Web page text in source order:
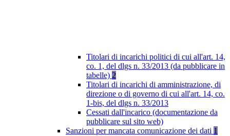
Titolari di incarichi politici di cui all'art. 14,
co. 1, del dlgs n. 33/2013 (da pubblicare in
tabelle) 2
Titolari di incarichi di amministrazione, di
direzione o di governo di cui all'art. 14, co.
1-bis, del dlgs n. 33/2013
Cessati dall'incarico (documentazione da
pubblicare sul sito web)
Sanzioni per mancata comunicazione dei dati 1